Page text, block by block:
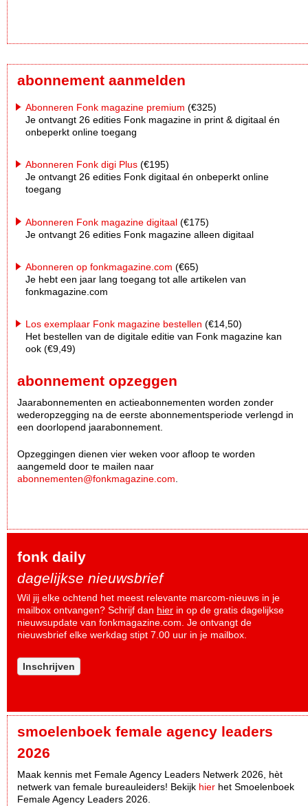
abonnement aanmelden
Abonneren Fonk magazine premium (€325)
Je ontvangt 26 edities Fonk magazine in print & digitaal én
onbeperkt online toegang
Abonneren Fonk digi Plus (€195)
Je ontvangt 26 edities Fonk digitaal én onbeperkt online
toegang
Abonneren Fonk magazine digitaal (€175)
Je ontvangt 26 edities Fonk magazine alleen digitaal
Abonneren op fonkmagazine.com (€65)
Je hebt een jaar lang toegang tot alle artikelen van
fonkmagazine.com
Los exemplaar Fonk magazine bestellen (€14,50)
Het bestellen van de digitale editie van Fonk magazine kan
ook (€9,49)
abonnement opzeggen
Jaarabonnementen en actieabonnementen worden zonder
wederopzegging na de eerste abonnementsperiode verlengd in
een doorlopend jaarabonnement.
Opzeggingen dienen vier weken voor afloop te worden
aangemeld door te mailen naar
abonnementen@fonkmagazine.com
fonk daily
dagelijkse nieuwsbrief
Wil jij elke ochtend het meest relevante marcom-nieuws in je
mailbox ontvangen? Schrijf dan hier in op de gratis dagelijkse
nieuwsupdate van fonkmagazine.com. Je ontvangt de
nieuwsbrief elke werkdag stipt 7.00 uur in je mailbox.
Inschrijven
smoelenboek female agency leaders
2026
Maak kennis met Female Agency Leaders Netwerk 2026, hèt
netwerk van female bureauleiders! Bekijk hier het Smoelenboek
Female Agency Leaders 2026.